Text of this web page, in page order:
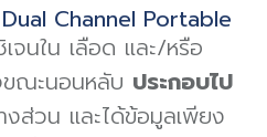
Channel Portable
จนใน เลือด และ/หรือ
ขณะนอนหลับ ประกอบไป
งส่วน และได้ข้อมูลเพียง